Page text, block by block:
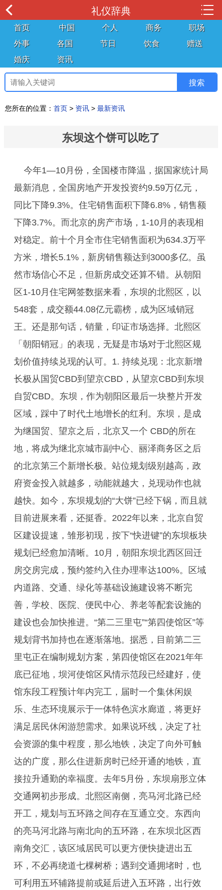
礼仪辞典
首页 中国 个人 商务
职场
外事
各国 节日 饮食
赠送
婚庆
资讯
您所在的位置： 首页 > 资讯 > 最新资讯
东坝这个饼可以吃了
今年1—10月份，全国楼市降温，据国家统计局
最新消息，全国房地产开发投资约9.59万亿元，
同比下降9.3%。住宅销售面积下降6.8%，销售额
下降3.7%。而北京的房产市场，1-10月的表现相
对稳定。前十个月全市住宅销售面积为634.3万平
方米，增长5.1%，新房销售额达到3000多亿。虽
然市场信心不足，但新房成交还算不错。从朝阳
区1-10月住宅网签数据来看，东坝的北熙区，以
548套，成交额44.08亿元霸榜，成为区域销冠
王。还是那句话，销量，印证市场选择。北熙区
「朝阳销冠」的表现，无疑是市场对于北熙区规
划价值持续兑现的认可。1. 持续兑现：北京新增
长极从国贸CBD到望京CBD，从望京CBD到东坝
自贸CBD。东坝，作为朝阳区最后一块整片开发
区域，踩中了时代土地增长的红利。东坝，是成
为继国贸、望京之后，北京又一个 CBD的所在
地，将成为继北京城市副中心、丽泽商务区之后
的北京第三个新增长极。站位规划级别越高，政
府资金投入就越多，动能就越大，兑现动作也就
越快。如今，东坝规划的“大饼”已经下锅，而且就
目前进展来看，还挺香。2022年以来，北京自贸
区建设提速，雏形初现，按下“快进键”的东坝板块
规划已经愈加清晰。10月，朝阳东坝北西区回迁
房交房完成，预约签约入住办理率达100%。区域
内道路、交通、绿化等基础设施建设将不断完
善，学校、医院、便民中心、养老等配套设施的
建设也会加快推进。“第二三里屯”“第四使馆区”等
规划背书加持也在逐渐落地。据悉，目前第二三
里屯正在编制规划方案，第四使馆区在2021年年
底已征地，坝河使馆区风情示范段已经建好，使
馆东段工程预计年内完工，届时一个集休闲娱
乐、生态环境展示于一体特色滨水廊道，将更好
满足居民休闲游憩需求。如果说环线，决定了社
会资源的集中程度，那么地铁，决定了向外可触
达的广度，那么住进新房时已经开通的地铁，直
接拉升通勤的幸福度。去年5月份，东坝扇形立体
交通网初步形成。北熙区南侧，亮马河北路已经
开工，规划与五环路之间存在互通立交。东西向
的亮马河北路与南北向的五环路，在东坝北区西
南角交汇，该区域居民可以更方便快捷进出五
环，不必再绕道七棵树桥；遇到交通拥堵时，也
可利用五环辅路提前或延后进入五环路，出行效